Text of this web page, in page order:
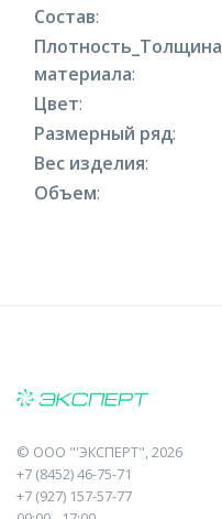
Состав:
Плотность_Толщина
материала:
Цвет:
Размерный ряд:
Вес изделия:
Объем:
© ООО "'ЭКСПЕРТ", 2026
+7 (8452) 46-75-71
+7 (927) 157-57-77